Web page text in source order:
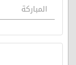
المباركة